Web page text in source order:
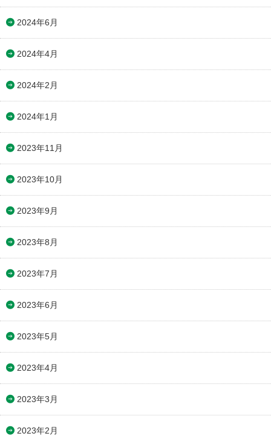
2024年6月
2024年4月
2024年2月
2024年1月
2023年11月
2023年10月
2023年9月
2023年8月
2023年7月
2023年6月
2023年5月
2023年4月
2023年3月
2023年2月